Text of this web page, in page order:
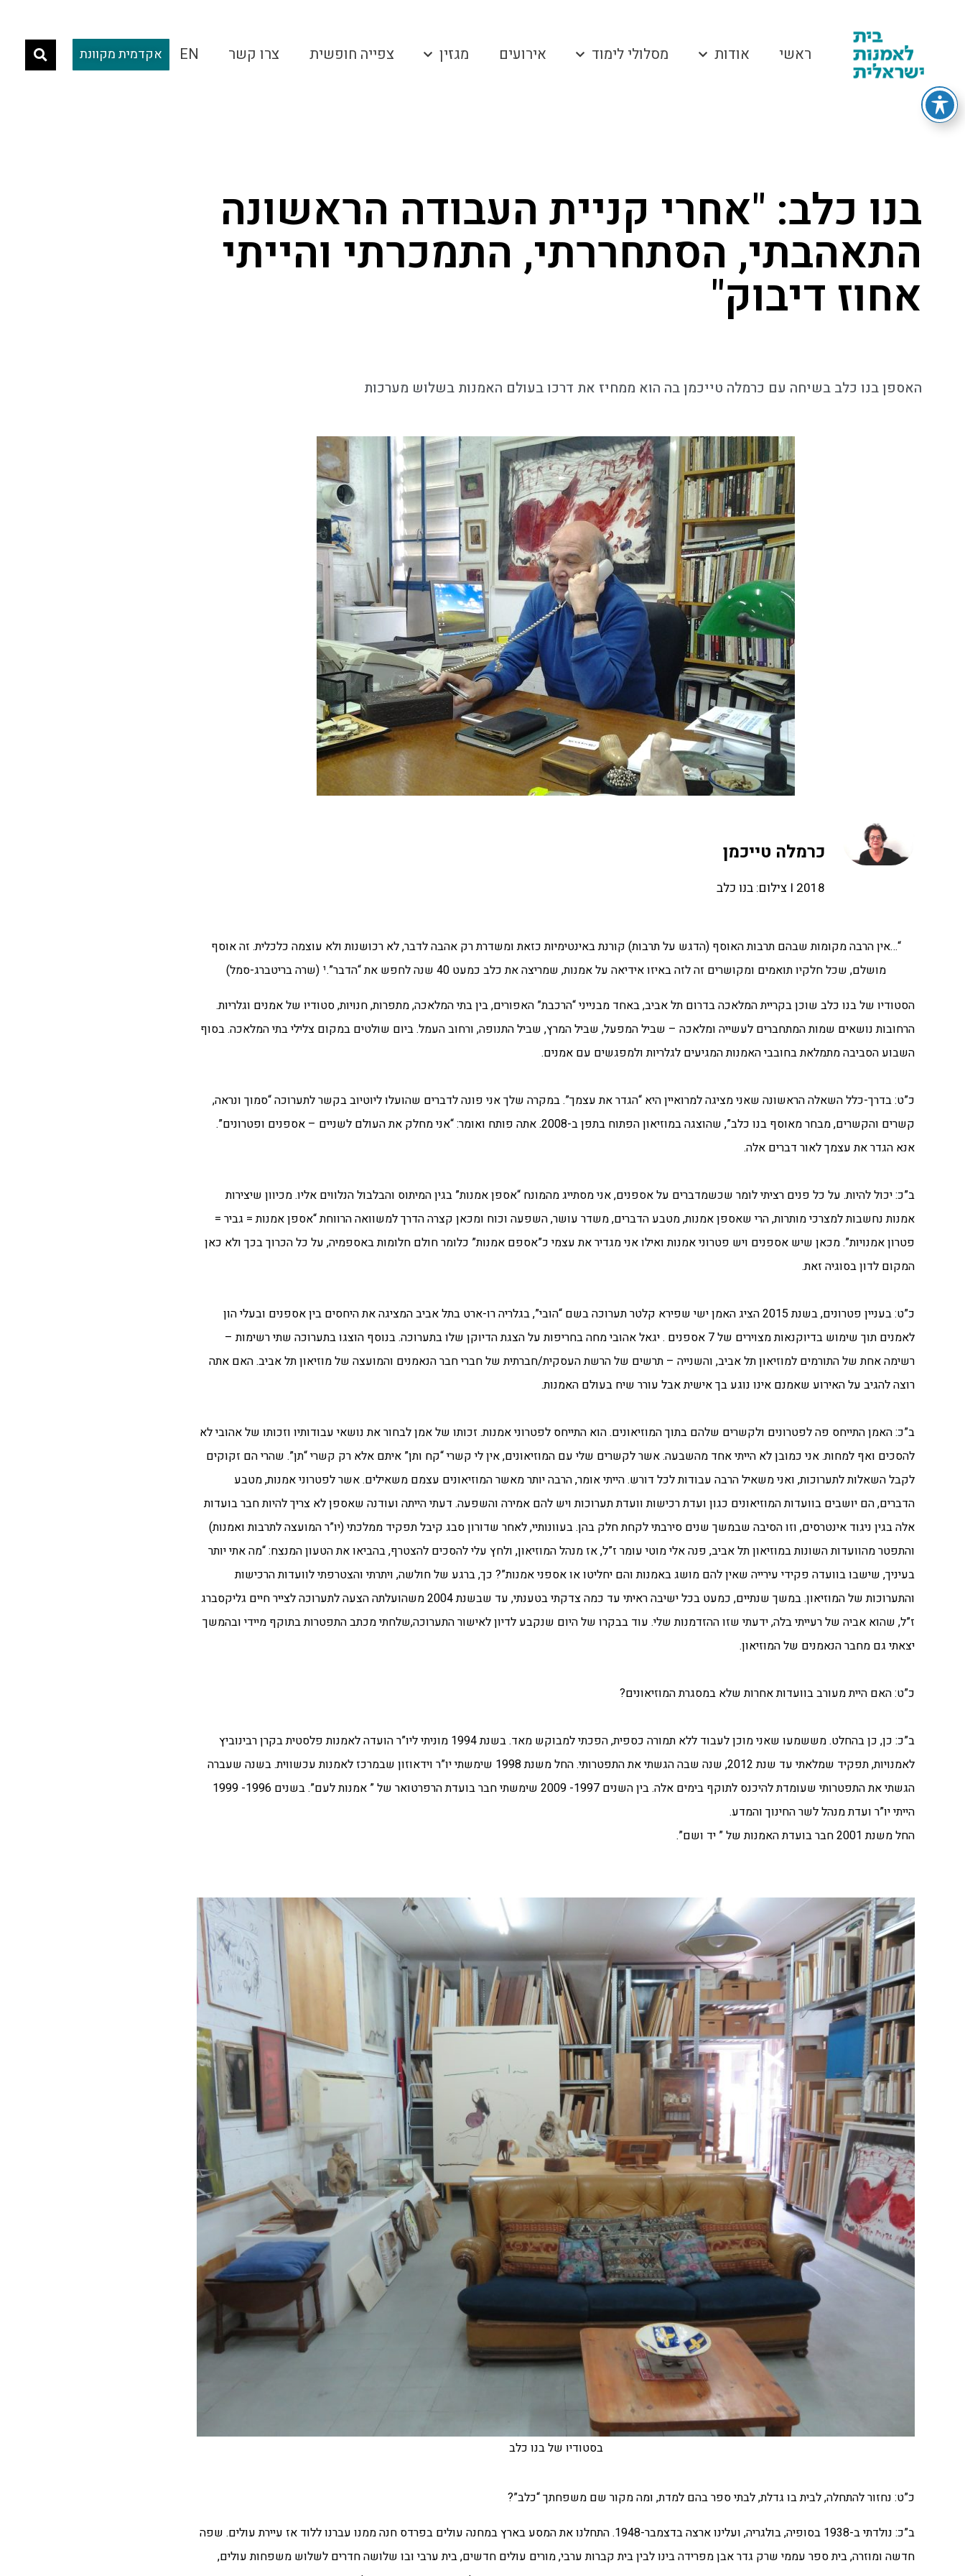
ראשי אודות מסלולי לימוד אירועים מגזין צפייה חופשית צרו קשר EN אקדמית מקוונת
בנו כלב: "אחרי קניית העבודה הראשונה
התאהבתי, הסתחררתי, התמכרתי והייתי
אחוז דיבוק"
האספן בנו כלב בשיחה עם כרמלה טייכמן בה הוא ממחיז את דרכו בעולם האמנות בשלוש מערכות
כרמלה טייכמן
2018 I צילום: בנו כלב
“…אין הרבה מקומות שבהם תרבות האוסף (הדגש על תרבות) קורנת באינטימיות כזאת ומשדרת רק אהבה לדבר, לא רכושנות ולא עוצמה כלכלית. זה אוסף
מושלם, שכל חלקיו תואמים ומקושרים זה לזה באיזו אידיאה על אמנות, שמריצה את כלב כמעט 40 שנה לחפש את “הדבר”.¹ (שרה בריטברג-סמל)
הסטודיו של בנו כלב שוכן בקריית המלאכה בדרום תל אביב, באחד מבנייני “הרכבת” האפורים, בין בתי המלאכה, מתפרות, חנויות, סטודיו של אמנים וגלריות.
הרחובות נושאים שמות המתחברים לעשייה ומלאכה – שביל המפעל, שביל המרץ, שביל התנופה, ורחוב העמל. ביום שולטים במקום צלילי בתי המלאכה. בסוף
השבוע הסביבה מתמלאת בחובבי האמנות המגיעים לגלריות ולמפגשים עם אמנים.
כ”ט: בדרך-כלל השאלה הראשונה שאני מציגה למרואיין היא “הגדר את עצמך”. במקרה שלך אני פונה לדברים שהועלו ליוטיוב בקשר לתערוכה “סמוך ונראה,
קשרים והקשרים, מבחר מאוסף בנו כלב”, שהוצגה במוזיאון הפתוח בתפן ב-2008. אתה פותח ואומר: “אני מחלק את העולם לשניים – אספנים ופטרונים”.
אנא הגדר את עצמך לאור דברים אלה.
ב”כ: יכול להיות. על כל פנים רציתי לומר שכשמדברים על אספנים, אני מסתייג מהמונח “אספן אמנות” בגין המיתוס והבלבול הנלווים אליו. מכיוון שיצירות
אמנות נחשבות למצרכי מותרות, הרי שאספן אמנות, מטבע הדברים, משדר עושר, השפעה וכוח ומכאן קצרה הדרך למשוואה הרווחת “אספן אמנות = גביר =
פטרון אמנויות”. מכאן שיש אספנים ויש פטרוני אמנות ואילו אני מגדיר את עצמי כ”אספם אמנות” כלומר חולם חלומות באספמיה, על כל הכרוך בכך ולא כאן
המקום לדון בסוגיה זאת.
כ”ט: בעניין פטרונים, בשנת 2015 הציג האמן ישי שפירא קלטר תערוכה בשם “הובי”, בגלריה רו-ארט בתל אביב המציגה את היחסים בין אספנים ובעלי הון
לאמנים תוך שימוש בדיוקנאות מצוירים של 7 אספנים . יגאל אהובי מחה בחריפות על הצגת הדיוקן שלו בתערוכה. בנוסף הוצגו בתערוכה שתי רשימות –
רשימה אחת של התורמים למוזיאון תל אביב, והשנייה – תרשים של הרשת העסקית/חברתית של חברי חבר הנאמנים והמועצה של מוזיאון תל אביב. האם אתה
רוצה להגיב על האירוע שאמנם אינו נוגע בך אישית אבל עורר שיח בעולם האמנות.
ב”כ: האמן התייחס פה לפטרונים ולקשרים שלהם בתוך המוזיאונים. הוא התייחס לפטרוני אמנות. זכותו של אמן לבחור את נושאי עבודותיו וזכותו של אהובי לא
להסכים ואף למחות. אני כמובן לא הייתי אחד מהשבעה. אשר לקשרים שלי עם המוזיאונים, אין לי קשרי “קח ותן” איתם אלא רק קשרי “תן”. שהרי הם זקוקים
לקבל השאלות לתערוכות, ואני משאיל הרבה עבודות לכל דורש. הייתי אומר, הרבה יותר מאשר המוזיאונים עצמם משאילים. אשר לפטרוני אמנות, מטבע
הדברים, הם יושבים בוועדות המוזיאונים כגון ועדת רכישות וועדת תערוכות ויש להם אמירה והשפעה. דעתי הייתה ועודנה שאספן לא צריך להיות חבר בועדות
אלה בגין ניגוד אינטרסים, וזו הסיבה שבמשך שנים סירבתי לקחת חלק בהן. בעוונותיי, לאחר שדורון סבג קיבל תפקיד ממלכתי (יו”ר המועצה לתרבות ואמנות)
והתפטר מהוועדות השונות במוזיאון תל אביב, פנה אלי מוטי עומר ז”ל, אז מנהל המוזיאון, ולחץ עלי להסכים להצטרף, בהביאו את הטעון המנצח: “מה אתי יותר
בעיניך, שישבו בוועדה פקידי עירייה שאין להם מושג באמנות והם יחליטו או אספני אמנות”? כך, ברגע של חולשה, ויתרתי והצטרפתי לוועדות הרכישות
והתערוכות של המוזיאון. במשך שנתיים, כמעט בכל ישיבה ראיתי עד כמה צדקתי בטענתי, עד שבשנת 2004 משהועלתה הצעה לתערוכה לצייר חיים גליקסברג
ז”ל, שהוא אביה של רעייתי בלה, ידעתי שזו ההזדמנות שלי. עוד בבקרו של היום שנקבע לדיון לאישור התערוכה,שלחתי מכתב התפטרות בתוקף מיידי ובהמשך
יצאתי גם מחבר הנאמנים של המוזיאון.
כ”ט: האם היית מעורב בוועדות אחרות שלא במסגרת המוזיאונים?
ב”כ: כן, כן בהחלט. מששמעו שאני מוכן לעבוד ללא תמורה כספית, הפכתי למבוקש מאד. בשנת 1994 מוניתי ליו”ר הועדה לאמנות פלסטית בקרן רבינוביץ
לאמנויות, תפקיד שמלאתי עד שנת 2012, שנה שבה הגשתי את התפטרותי. החל משנת 1998 שימשתי יו”ר וידאוזון שבמרכז לאמנות עכשווית. בשנה שעברה
הגשתי את התפטרותי שעומדת להיכנס לתוקף בימים אלה. בין השנים 1997- 2009 שימשתי חבר בועדת הרפרטואר של ” אמנות לעם”. בשנים 1996- 1999
הייתי יו”ר ועדת מנהל לשר החינוך והמדע.
החל משנת 2001 חבר בועדת האמנות של ” יד ושם”.
בסטודיו של בנו כלב
כ”ט: נחזור להתחלה, לבית בו גדלת, לבתי ספר בהם למדת, ומה מקור שם משפחתך “כלב”?
ב”כ: נולדתי ב-1938 בסופיה, בולגריה, ועלינו ארצה בדצמבר-1948. התחלנו את המסע בארץ במחנה עולים בפרדס חנה ממנו עברנו ללוד אז עיירת עולים. שפה
חדשה ומוזרה, בית ספר עממי שרק גדר אבן מפרידה בינו לבין בית קברות ערבי, מורים עולים חדשים, בית ערבי ובו שלושה חדרים לשלוש משפחות עולים,